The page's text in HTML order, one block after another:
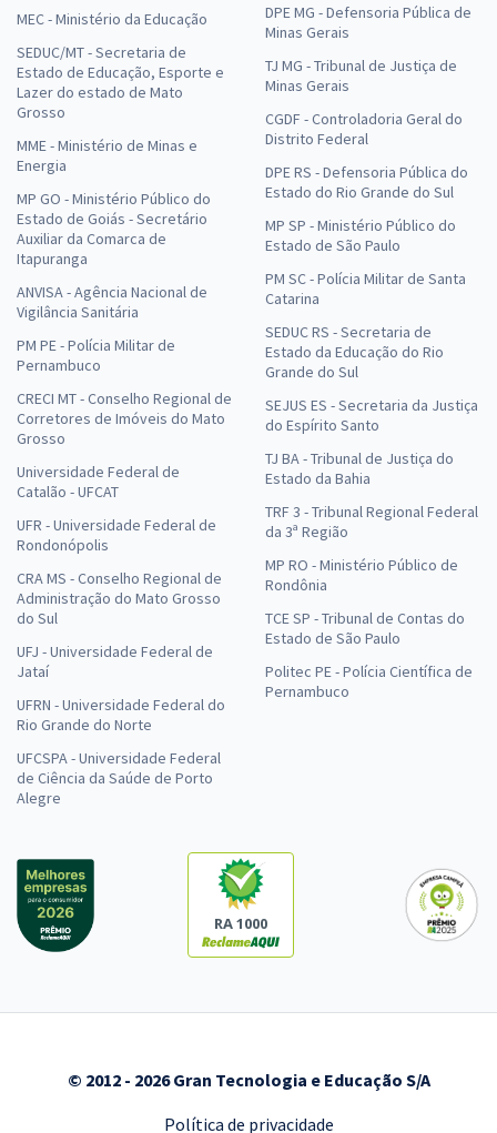
MEC - Ministério da Educação
SEDUC/MT - Secretaria de
Estado de Educação, Esporte e
Lazer do estado de Mato
Grosso
MME - Ministério de Minas e
Energia
MP GO - Ministério Público do
Estado de Goiás - Secretário
Auxiliar da Comarca de
Itapuranga
ANVISA - Agência Nacional de
Vigilância Sanitária
PM PE - Polícia Militar de
Pernambuco
CRECI MT - Conselho Regional de
Corretores de Imóveis do Mato
Grosso
Universidade Federal de
Catalão - UFCAT
UFR - Universidade Federal de
Rondonópolis
CRA MS - Conselho Regional de
Administração do Mato Grosso
do Sul
UFJ - Universidade Federal de
Jataí
UFRN - Universidade Federal do
Rio Grande do Norte
UFCSPA - Universidade Federal
de Ciência da Saúde de Porto
Alegre
DPE MG - Defensoria Pública de
Minas Gerais
TJ MG - Tribunal de Justiça de
Minas Gerais
CGDF - Controladoria Geral do
Distrito Federal
DPE RS - Defensoria Pública do
Estado do Rio Grande do Sul
MP SP - Ministério Público do
Estado de São Paulo
PM SC - Polícia Militar de Santa
Catarina
SEDUC RS - Secretaria de
Estado da Educação do Rio
Grande do Sul
SEJUS ES - Secretaria da Justiça
do Espírito Santo
TJ BA - Tribunal de Justiça do
Estado da Bahia
TRF 3 - Tribunal Regional Federal
da 3ª Região
MP RO - Ministério Público de
Rondônia
TCE SP - Tribunal de Contas do
Estado de São Paulo
Politec PE - Polícia Científica de
Pernambuco
RA 1000
© 2012 - 2026 Gran Tecnologia e Educação S/A
Política de privacidade